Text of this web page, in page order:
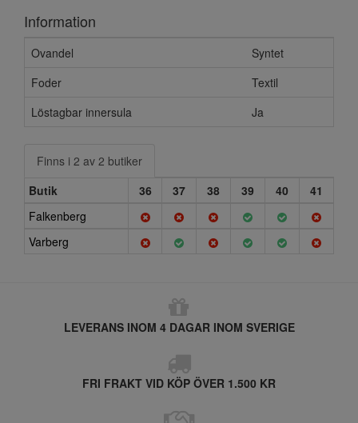
Information
Ovandel
Syntet
Foder
Textil
Löstagbar innersula
Ja
Finns i 2 av 2 butiker
Butik
36 37 38 39 40
41
Falkenberg
Varberg
LEVERANS INOM 4 DAGAR INOM SVERIGE
FRI FRAKT VID KÖP ÖVER 1.500 KR